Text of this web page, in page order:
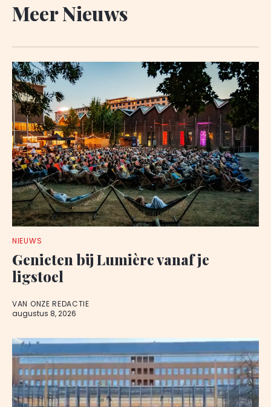
Meer Nieuws
NIEUWS
Genieten bij Lumière vanaf je
ligstoel
VAN ONZE REDACTIE
augustus 8, 2026